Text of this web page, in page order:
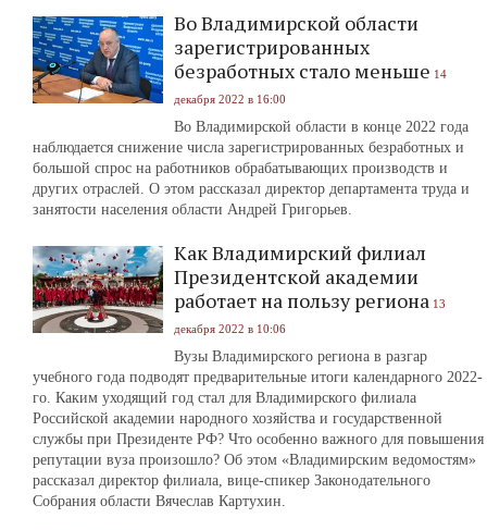
Во Владимирской области
зарегистрированных
безработных стало меньше 14
декабря 2022 в 16:00
Во Владимирской области в конце 2022 года
наблюдается снижение числа зарегистрированных безработных и
большой спрос на работников обрабатывающих производств и
других отраслей. О этом рассказал директор департамента труда и
занятости населения области Андрей Григорьев.
Как Владимирский филиал
Президентской академии
работает на пользу региона 13
декабря 2022 в 10:06
Вузы Владимирского региона в разгар
учебного года подводят предварительные итоги календарного 2022-
го. Каким уходящий год стал для Владимирского филиала
Российской академии народного хозяйства и государственной
службы при Президенте РФ? Что особенно важного для повышения
репутации вуза произошло? Об этом «Владимирским ведомостям»
рассказал директор филиала, вице-спикер Законодательного
Собрания области Вячеслав Картухин.